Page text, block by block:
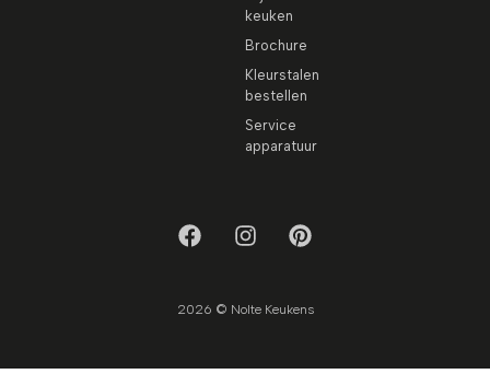
keuken
Brochure
Kleurstalen
bestellen
Service
apparatuur
2026 © Nolte Keukens